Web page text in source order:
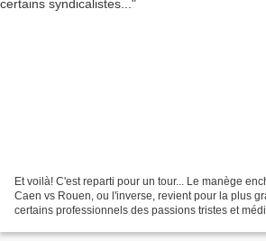
Et voilà! C'est reparti pour un tour... Le manège
Caen vs Rouen, ou l'inverse, revient pour la plus
certains professionnels des passions tristes et